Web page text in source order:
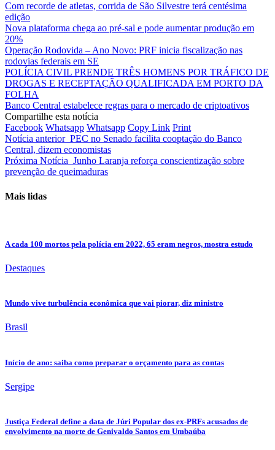
Com recorde de atletas, corrida de São Silvestre terá centésima
edição
Nova plataforma chega ao pré-sal e pode aumentar produção em
20%
Operação Rodovida – Ano Novo: PRF inicia fiscalização nas
rodovias federais em SE
POLÍCIA CIVIL PRENDE TRÊS HOMENS POR TRÁFICO DE
DROGAS E RECEPTAÇÃO QUALIFICADA EM PORTO DA
FOLHA
Banco Central estabelece regras para o mercado de criptoativos
Compartilhe esta notícia
Facebook Whatsapp Whatsapp Copy Link Print
Notícia anterior PEC no Senado facilita cooptação do Banco
Central, dizem economistas
Próxima Notícia Junho Laranja reforça conscientização sobre
prevenção de queimaduras
Mais lidas
A cada 100 mortos pela polícia em 2022, 65 eram negros, mostra estudo
Destaques
Mundo vive turbulência econômica que vai piorar, diz ministro
Brasil
Início de ano: saiba como preparar o orçamento para as contas
Sergipe
Justiça Federal define a data de Júri Popular dos ex-PRFs acusados de
envolvimento na morte de Genivaldo Santos em Umbaúba